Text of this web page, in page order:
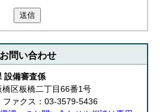
送信
お問い合わせ
設備審査係
区板橋二丁目66番1号
ァクス：03-3579-5436